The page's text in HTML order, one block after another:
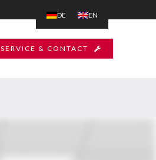
DE EN
SERVICE & CONTACT